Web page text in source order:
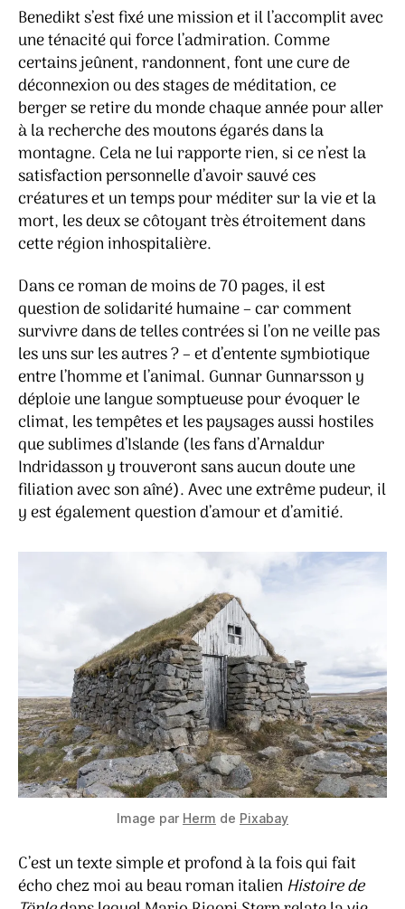
Benedikt s’est fixé une mission et il l’accomplit avec
une ténacité qui force l’admiration. Comme
certains jeûnent, randonnent, font une cure de
déconnexion ou des stages de méditation, ce
berger se retire du monde chaque année pour aller
à la recherche des moutons égarés dans la
montagne. Cela ne lui rapporte rien, si ce n’est la
satisfaction personnelle d’avoir sauvé ces
créatures et un temps pour méditer sur la vie et la
mort, les deux se côtoyant très étroitement dans
cette région inhospitalière.
Dans ce roman de moins de 70 pages, il est
question de solidarité humaine – car comment
survivre dans de telles contrées si l’on ne veille pas
les uns sur les autres ? – et d’entente symbiotique
entre l’homme et l’animal. Gunnar Gunnarsson y
déploie une langue somptueuse pour évoquer le
climat, les tempêtes et les paysages aussi hostiles
que sublimes d’Islande (les fans d’Arnaldur
Indridasson y trouveront sans aucun doute une
filiation avec son aîné). Avec une extrême pudeur, il
y est également question d’amour et d’amitié.
Image par Herm de Pixabay
C’est un texte simple et profond à la fois qui fait
écho chez moi au beau roman italien Histoire de